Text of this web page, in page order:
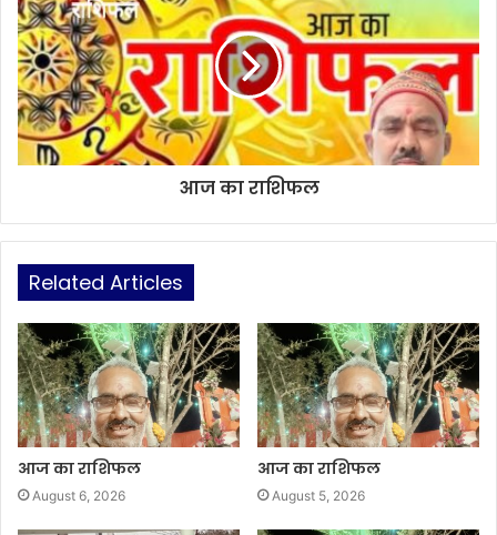
आज का राशिफल
Related Articles
आज का राशिफल
August 6, 2026
आज का राशिफल
August 5, 2026